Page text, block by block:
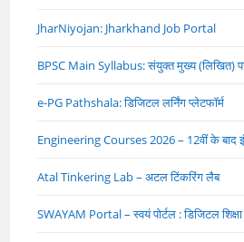
JharNiyojan: Jharkhand Job Portal
BPSC Main Syllabus: संयुक्त मुख्य (लिखित)
e-PG Pathshala: डिजिटल लर्निंग प्लेटफॉर्म
Engineering Courses 2026 – 12वीं के बाद
Atal Tinkering Lab – अटल टिंकरिंग लैब
SWAYAM Portal – स्वयं पोर्टल : डिजिटल